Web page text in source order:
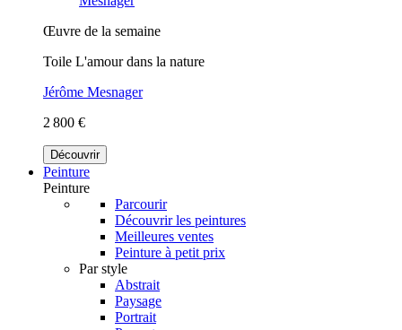
Œuvre de la semaine
Toile L'amour dans la nature
Jérôme Mesnager
2 800 €
Découvrir
Peinture
Peinture
Parcourir
Découvrir les peintures
Meilleures ventes
Peinture à petit prix
Par style
Abstrait
Paysage
Portrait